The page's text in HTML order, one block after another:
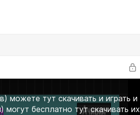
можете тут скачивать и играть и
могут бесплатно тут скачивать их